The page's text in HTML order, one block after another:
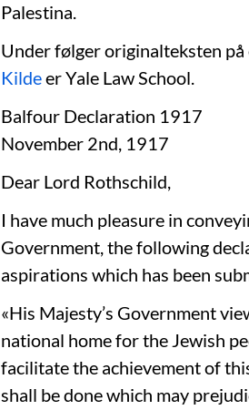
Palestina.
Under følger originalteksten på
Kildeer Yale Law School.
Balfour Declaration 1917
November 2nd, 1917
Dear Lord Rothschild,
I have much pleasure in
Government, the following
aspirations which has been
«His Majesty’s Government
national home for the Jewish
facilitate the achievement of
shall be done which may